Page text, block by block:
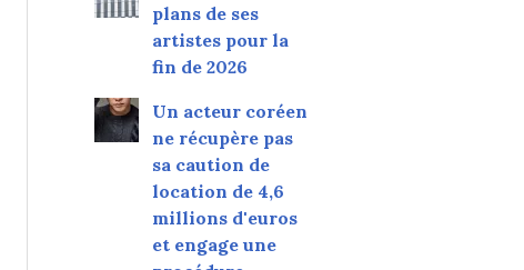
plans de ses
artistes pour la
fin de 2026
Un acteur coréen
ne récupère pas
sa caution de
location de 4,6
millions d'euros
et engage une